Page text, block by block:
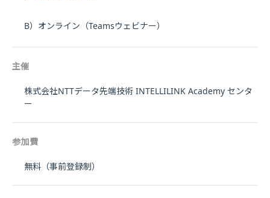
B）オンライン（Teamsウェビナー）
主催
株式会社NTTデータ先端技術 INTELLILINK Academy センタ
ー
参加費
無料（事前登録制）